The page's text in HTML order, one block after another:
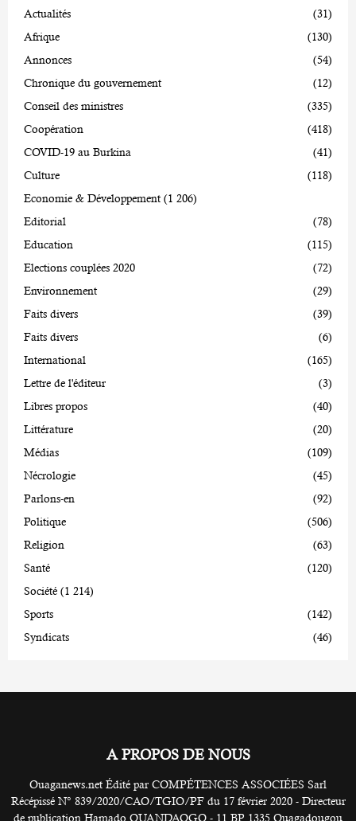
Actualités
(31)
Afrique
(130)
Annonces
(54)
Chronique du gouvernement
(12)
Conseil des ministres
(335)
Coopération
(418)
COVID-19 au Burkina
(41)
Culture
(118)
Economie & Développement (1 206)
Editorial
(78)
Education
(115)
Elections couplées 2020
(72)
Environnement
(29)
Faits divers
(39)
Faits divers
(6)
International
(165)
Lettre de l'éditeur
(3)
Libres propos
(40)
Littérature
(20)
Médias
(109)
Nécrologie
(45)
Parlons-en
(92)
Politique
(506)
Religion
(63)
Santé
(120)
Société (1 214)
Sports
(142)
Syndicats
(46)
A PROPOS DE NOUS
Ouaganews.net Édité par COMPÉTENCES ASSOCIÉES Sarl
Récépissé N° 839/2020/CAO/TGIO/PF du 17 février 2020 - Directeur
de publication Hamado OUANDAOGO - 11 BP 1335 Ouagadougou